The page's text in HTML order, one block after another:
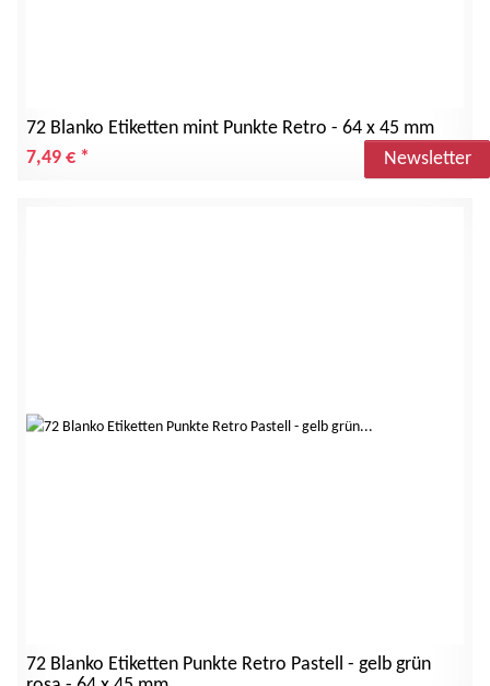
72 Blanko Etiketten mint Punkte Retro - 64 x 45 mm
7,49 € *
72 Blanko Etiketten Punkte Retro Pastell - gelb grün
Newsletter